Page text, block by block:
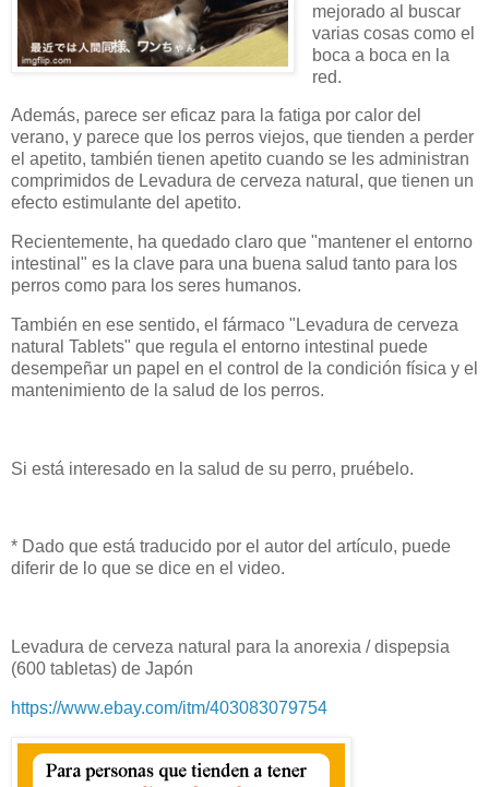
mejorado al buscar
varias cosas como el
boca a boca en la
red.
Además, parece ser eficaz para la fatiga por calor del
verano, y parece que los perros viejos, que tienden a perder
el apetito, también tienen apetito cuando se les administran
comprimidos de Levadura de cerveza natural, que tienen un
efecto estimulante del apetito.
Recientemente, ha quedado claro que "mantener el entorno
intestinal" es la clave para una buena salud tanto para los
perros como para los seres humanos.
También en ese sentido, el fármaco "Levadura de cerveza
natural Tablets" que regula el entorno intestinal puede
desempeñar un papel en el control de la condición física y el
mantenimiento de la salud de los perros.
Si está interesado en la salud de su perro, pruébelo.
* Dado que está traducido por el autor del artículo, puede
diferir de lo que se dice en el video.
Levadura de cerveza natural para la anorexia / dispepsia
(600 tabletas) de Japón
https://www.ebay.com/itm/403083079754